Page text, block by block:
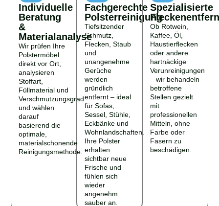
Individuelle
Beratung
&
Materialanalyse
Wir prüfen Ihre
Polstermöbel
direkt vor Ort,
analysieren
Stoffart,
Füllmaterial und
Verschmutzungsgrad
und wählen
darauf
basierend die
optimale,
materialschonende
Reinigungsmethode.
Fachgerechte
Polsterreinigung
Tiefsitzender
Schmutz,
Flecken, Staub
und
unangenehme
Gerüche
werden
gründlich
entfernt – ideal
für Sofas,
Sessel, Stühle,
Eckbänke und
Wohnlandschaften.
Ihre Polster
erhalten
sichtbar neue
Frische und
fühlen sich
wieder
angenehm
sauber an.
Spezialisierte
Ob Rotwein,
Kaffee, Öl,
Haustierflecken
oder andere
hartnäckige
Verunreinigungen
– wir behandeln
betroffene
Stellen gezielt
mit
professionellen
Mitteln, ohne
Farbe oder
Fasern zu
beschädigen.